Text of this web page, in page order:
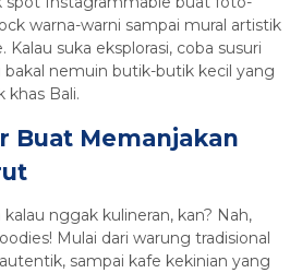
warna-warni sampai mural artistik
suka eksplorasi, coba susuri
bakal nemuin butik-butik kecil yang
khas Bali.
Buat Memanjakan
nggak kulineran, kan? Nah,
Mulai dari warung tradisional
sampai kafe kekinian yang